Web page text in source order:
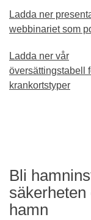
Ladda ner
webbinariet som
Ladda ner vår
översättingstabell
krankortstyper
Bli
hamn